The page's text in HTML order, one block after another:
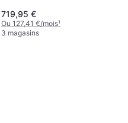
719,95 €
Ou 127,41 €/mois¹
3 magasins